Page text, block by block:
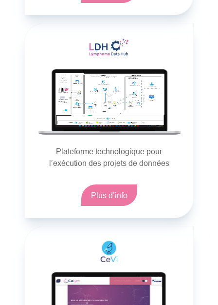
Plateforme technologique pour
l’exécution des projets de données
Plus d’info